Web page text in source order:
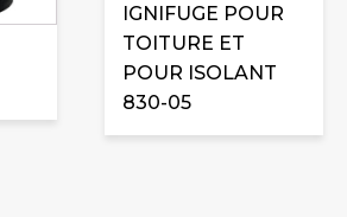
IGNIFUGE POUR
TOITURE ET
POUR ISOLANT
830-05